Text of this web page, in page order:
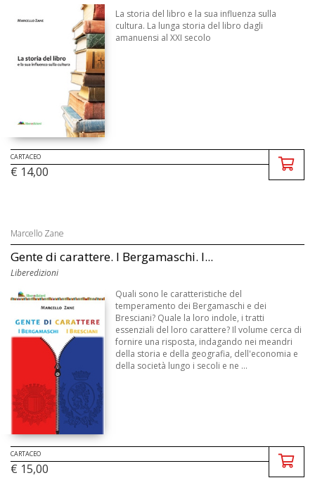
La storia del libro e la sua influenza sulla
cultura. La lunga storia del libro dagli
amanuensi al XXI secolo
CARTACEO
€ 14,00
Marcello Zane
Gente di carattere. I Bergamaschi. I...
Liberedizioni
Quali sono le caratteristiche del
temperamento dei Bergamaschi e dei
Bresciani? Quale la loro indole, i tratti
essenziali del loro carattere? Il volume cerca di
fornire una risposta, indagando nei meandri
della storia e della geografia, dell'economia e
della società lungo i secoli e ne ...
CARTACEO
€ 15,00